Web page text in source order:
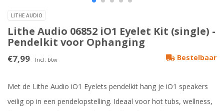
LITHE AUDIO
Lithe Audio 06852 iO1 Eyelet Kit (single) -
Pendelkit voor Ophanging
€7,99 Incl. btw Bestelbaar
Met de Lithe Audio iO1 Eyelets pendelkit hang je iO1 speakers
veilig op in een pendelopstelling. Ideaal voor hot tubs, wellness,